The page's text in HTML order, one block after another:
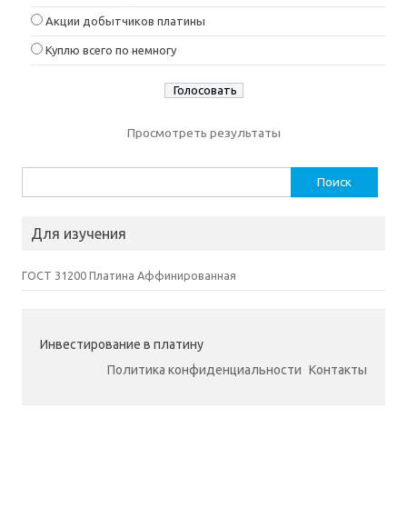
Акции добытчиков платины
Куплю всего по немногу
Просмотреть результаты
Для изучения
ГОСТ 31200 Платина Аффинированная
Инвестирование в платину
Политика конфиденциальности Контакты